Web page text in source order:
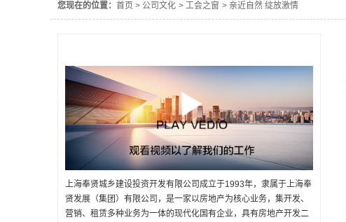
您现在的位置： 首页 > 公司文化 > 工会之窗 > 亲近自然 绽放激情
上海奉贤城乡建设投资开发有限公司成立于1993年，隶属于上海奉
贤发展（集团）有限公司，是一家以房地产为核心业务，集开发、
营销、租赁多种业务为一体的现代化国有企业，具有房地产开发二